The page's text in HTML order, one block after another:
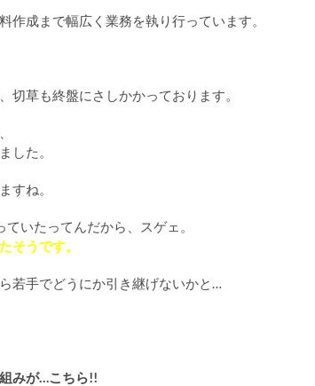
作成まで幅広く業務を執り行っています。
切草も終盤にさしかかっております。
した。
すね。
いたってんだから、スゲェ。
そうです。
若手でどうにか引き継げないかと…
みが…こちら!!